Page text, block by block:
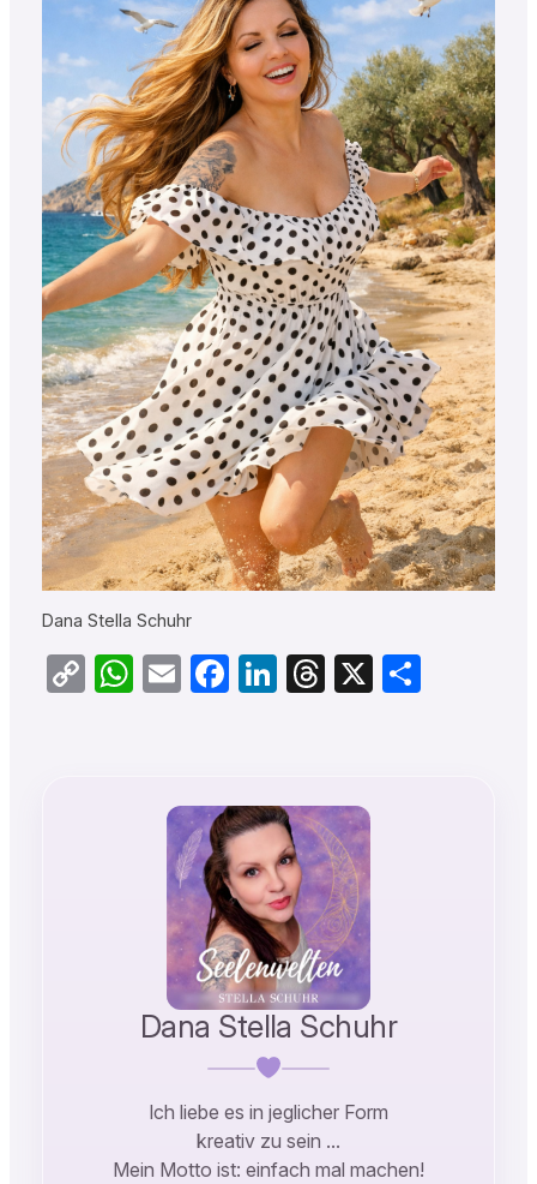
Dana Stella Schuhr
CopyWhatsApp
EmailFacebook
LinkedIn
Threads
X Teilen
Dana Stella Schuhr
Ich liebe es in jeglicher Form
kreativ zu sein …
Mein Motto ist: einfach mal machen!